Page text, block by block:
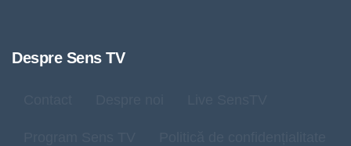
Despre Sens TV